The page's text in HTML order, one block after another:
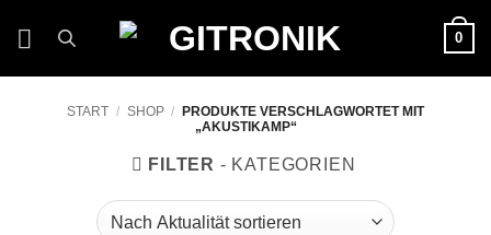
0
START / SHOP /
PRODUKTE VERSCHLAGWORTET MIT
„AKUSTIKAMP“
FILTER